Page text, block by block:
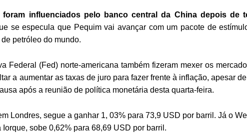
influenciados pelo banco central da China depois de
se especula que Pequim vai avançar com um pacote de
petróleo do mundo.
Federal (Fed) norte-americana também fizeram mexer os
a aumentar as taxas de juro para fazer frente à inflação, apesar
após a reunião de política monetária desta quarta-feira.
Londres, segue a ganhar 1, 03% para 73,9 USD por barril. Já o
sobe 0,62% para 68,69 USD por barril.